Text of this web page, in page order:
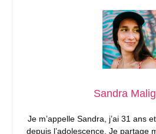
Sandra
Je m’appelle Sandra, j’ai 31 ans
depuis l’adolescence. Je partage